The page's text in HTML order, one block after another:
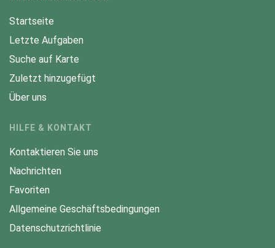
Startseite
Letzte Aufgaben
Suche auf Karte
Zuletzt hinzugefügt
Über uns
HILFE & KONTAKT
Kontaktieren Sie uns
Nachrichten
Favoriten
Allgemeine Geschäftsbedingungen
Datenschutzrichtlinie